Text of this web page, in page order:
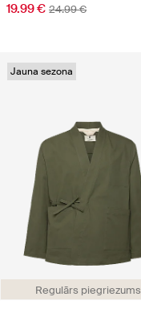
19.99 € 24.99 €
Regulārs piegriezums
Jauna sezona